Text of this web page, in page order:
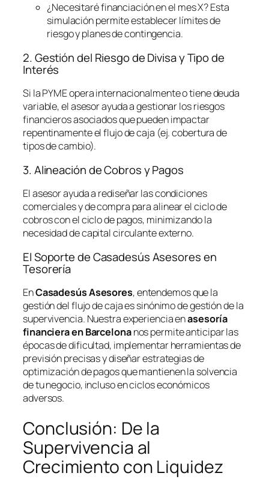
¿Necesitaré financiación en el mes X? Esta
simulación permite establecer límites de
riesgo y planes de contingencia.
2. Gestión del Riesgo de Divisa y Tipo de
Interés
Si la PYME opera internacionalmente o tiene deuda
variable, el asesor ayuda a gestionar los riesgos
financieros asociados que pueden impactar
repentinamente el flujo de caja (ej. cobertura de
tipos de cambio).
3. Alineación de Cobros y Pagos
El asesor ayuda a rediseñar las condiciones
comerciales y de compra para alinear el ciclo de
cobros con el ciclo de pagos, minimizando la
necesidad de capital circulante externo.
El Soporte de Casadesús Asesores en
Tesorería
EnCasadesús Asesores, entendemos que la
gestión del flujo de caja es sinónimo de gestión de la
supervivencia. Nuestra experiencia enasesoría
financiera en Barcelonanos permite anticipar las
épocas de dificultad, implementar herramientas de
previsión precisas y diseñar estrategias de
optimización de pagos que mantienen la solvencia
de tu negocio, incluso en ciclos económicos
adversos.
Conclusión: De la
Supervivencia al
Crecimiento con Liquidez